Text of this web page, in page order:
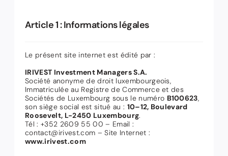
Article 1 : Informations légales
Le présent site internet est édité par :
IRIVEST Investment Managers S.A.
Société anonyme de droit luxembourgeois,
Immatriculée au Registre de Commerce et des
Sociétés de Luxembourg sous le numéro B100623,
son siège social est situé au : 10–12, Boulevard
Roosevelt, L-2450 Luxembourg.
Tél : +352 2609 55 00 – Email :
contact@irivest.com – Site Internet :
www.irivest.com